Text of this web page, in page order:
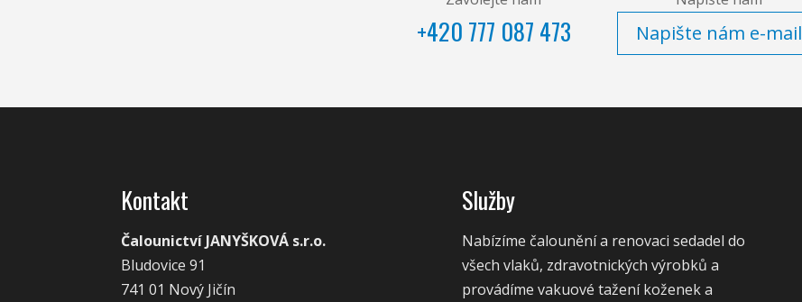
+420 777 087 473 Napište nám e-mail
Kontakt
Čalounictví JANYŠKOVÁ s.r.o.
Bludovice 91
741 01 Nový Jičín
Služby
Nabízíme čalounění a renovaci sedadel do
všech vlaků, zdravotnických výrobků a
provádíme vakuové tažení koženek a